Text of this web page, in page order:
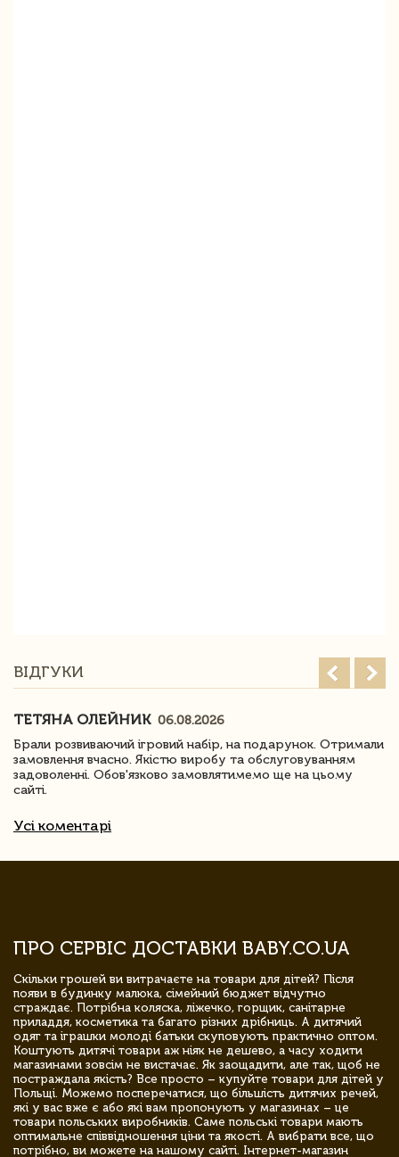
ВІДГУКИ
ТЕТЯНА ОЛЕЙНИК 06.08.2026
Брали розвиваючий ігровий набір, на подарунок. Отримали
замовлення вчасно. Якістю виробу та обслуговуванням
задоволенні. Обов'язково замовлятимемо ще на цьому
сайті.
Усі коментарі
ПРО СЕРВІС ДОСТАВКИ BABY.CO.UA
Скільки грошей ви витрачаєте на товари для дітей? Після
появи в будинку малюка, сімейний бюджет відчутно
страждає. Потрібна коляска, ліжечко, горщик, санітарне
приладдя, косметика та багато різних дрібниць. А дитячий
одяг та іграшки молоді батьки скуповують практично оптом.
Коштують дитячі товари аж ніяк не дешево, а часу ходити
магазинами зовсім не вистачає. Як заощадити, але так, щоб не
постраждала якість? Все просто – купуйте товари для дітей у
Польщі. Можемо посперечатися, що більшість дитячих речей,
які у вас вже є або які вам пропонують у магазинах – це
товари польських виробників. Саме польські товари мають
оптимальне співвідношення ціни та якості. А вибрати все, що
потрібно, ви можете на нашому сайті. Інтернет-магазин